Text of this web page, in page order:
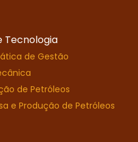
Tecnologia
de Gestão
de Petróleos
e Produção de Petróleos